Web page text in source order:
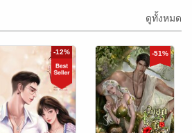
ดูทั้งหมด
-12% -51%